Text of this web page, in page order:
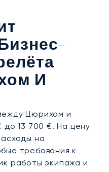
И
Цюрихом и
13 700 €. На цену
на
требования к
работы экипажа и